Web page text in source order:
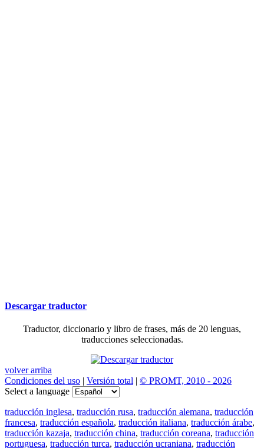
Descargar traductor
Traductor, diccionario y libro de frases, más de 20 lenguas,
traducciones seleccionadas.
volver arriba
Condiciones del uso | Versión total | © PROMT, 2010 - 2026
Select a language
traducción inglesa, traducción rusa, traducción alemana, traducción
francesa, traducción española, traducción italiana, traducción árabe,
traducción kazaja, traducción china, traducción coreana, traducción
portuguesa, traducción turca, traducción ucraniana, traducción